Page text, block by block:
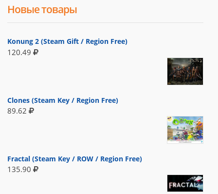
Новые товары
Konung 2 (Steam Gift / Region Free)
120.49
Clones (Steam Key / Region Free)
89.62
Fractal (Steam Key / ROW / Region Free)
135.90